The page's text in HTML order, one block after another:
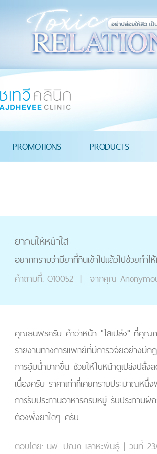
PROMOTIONS PRODUCTS
ยากินให้หน้าใส
อยากทราบว่ามียาที่กินเข้าไปแล้วไปช่วยทำใ
คำถามที่: Q10052 | จากคุณ
คุณธนพรครับ คำว่าหน้า "ใสเปล่ง" ที่คุณถ
รายงานทางการแพทย์ที่มีการวิจัยอย่างมี
การอุ้มน้ำมากขึ้น ช่วยให้ใบหน้าดูเปล่งปลั่ง
เนื่องครับ ราคาเท่าที่เคยทราบประมาณห
การรับประทานอาหารครบหมู่ รับประทานผั
ต้องพึ่งยาใดๆ ครับ
ตอบโดย: นพ. ปณต เลาหะพันธุ์ | วันที่